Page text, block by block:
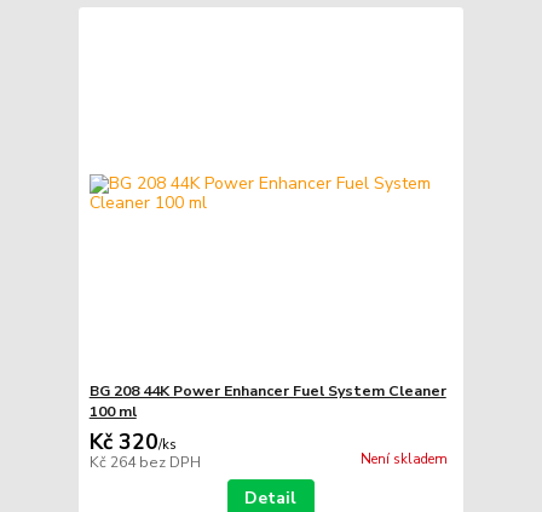
BG 208 44K Power Enhancer Fuel System Cleaner
100 ml
Kč 320/ks
Kč 264bez DPH Není skladem
Detail